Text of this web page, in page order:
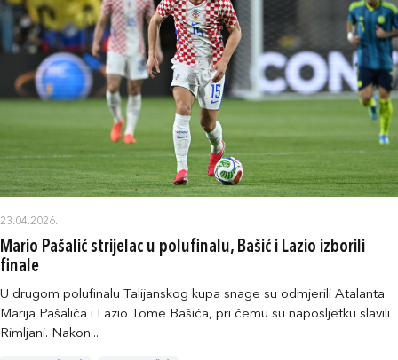
23.04.2026.
Mario Pašalić strijelac u polufinalu, Bašić i Lazio izborili
finale
U drugom polufinalu Talijanskog kupa snage su odmjerili Atalanta
Marija Pašalića i Lazio Tome Bašića, pri čemu su naposljetku slavili
Rimljani. Nakon...